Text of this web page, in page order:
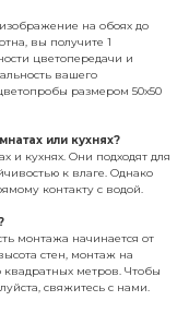
на обоях до
вы получите 1
цветопередачи и
вашего
размером 50х50
или кухнях?
и кухнях. Они подходят для
к влаге. Однако
контакту с водой.
монтажа начинается от
стен, монтаж на
квадратных метров. Чтобы
свяжитесь с нами.